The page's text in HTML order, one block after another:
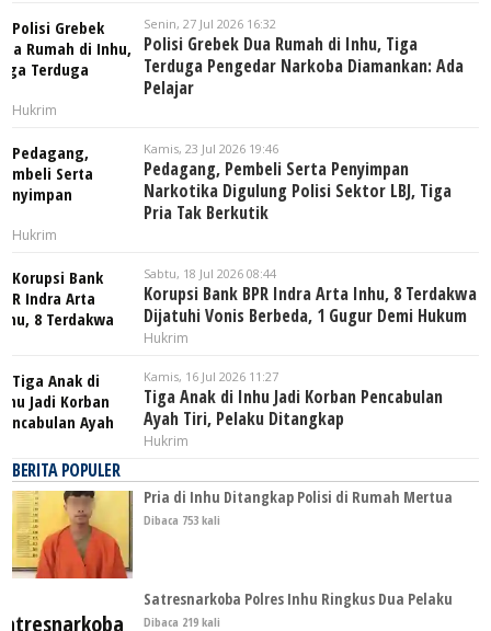
Senin, 27 Jul 2026 16:32
Polisi Grebek Dua Rumah di Inhu, Tiga
Terduga Pengedar Narkoba Diamankan: Ada
Pelajar
Hukrim
Kamis, 23 Jul 2026 19:46
Pedagang, Pembeli Serta Penyimpan
Narkotika Digulung Polisi Sektor LBJ, Tiga
Pria Tak Berkutik
Hukrim
Sabtu, 18 Jul 2026 08:44
Korupsi Bank BPR Indra Arta Inhu, 8 Terdakwa
Dijatuhi Vonis Berbeda, 1 Gugur Demi Hukum
Hukrim
Kamis, 16 Jul 2026 11:27
Tiga Anak di Inhu Jadi Korban Pencabulan
Ayah Tiri, Pelaku Ditangkap
Hukrim
BERITA POPULER
Pria di Inhu Ditangkap Polisi di Rumah Mertua
Dibaca 753 kali
Satresnarkoba Polres Inhu Ringkus Dua Pelaku
Dibaca 219 kali